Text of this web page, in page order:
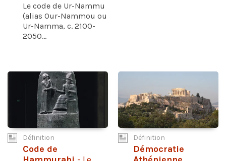
Le code de Ur-Nammu
(alias Our-Nammou ou
Ur-Namma, c. 2100-
2050...
Définition
Code de
Définition
Démocratie